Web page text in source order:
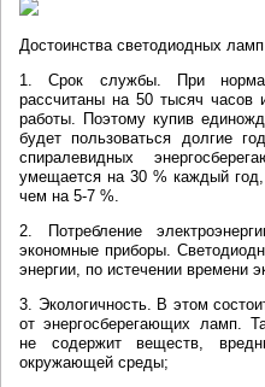
Достоинства светодиодных ламп
1. Срок службы. При
рассчитаны на 50 тысяч часов
работы. Поэтому купив
будет пользоваться долгие
спиралевидных
умещается на 30 % каждый
чем на 5-7 %.
2. Потребление
экономные приборы.
энергии, по истечении времени
3. Экологичность. В этом
от энергосберегающих ламп.
не содержит веществ,
окружающей среды;